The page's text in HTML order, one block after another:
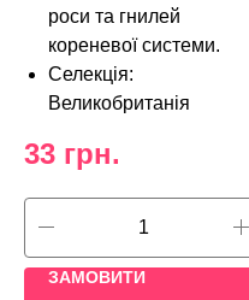
роси та гнилей
кореневої системи.
Селекція:
Великобританія
33 грн.
ЗАМОВИТИ